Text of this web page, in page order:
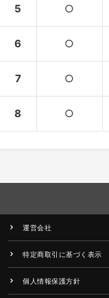
5 ○
6 ○
7 ○
8 ○
運営会社
特定商取引に基づく表示
個人情報保護方針